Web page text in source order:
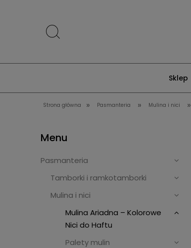
Sklep
Strona główna » Pasmanteria » Mulina i nici »
Menu
Pasmanteria
Tamborki i ramkotamborki
Mulina i nici
Mulina Ariadna – Kolorowe
Nici do Haftu
Palety mulin